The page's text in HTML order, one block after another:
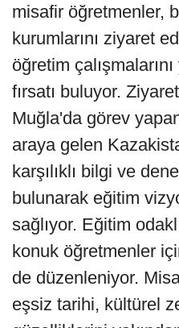
misafir öğretmenler,
kurumlarını ziyaret
öğretim
fırsatı buluyor.
Muğla'da görev
araya gelen
karşılıklı bilgi ve
bulunarak eğitim
sağlıyor. Eğitim
konuk öğretmenler
de düzenleniyor.
eşsiz tarihi, kültürel